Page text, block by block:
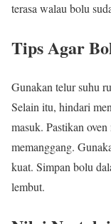
terasa walau bolu
Tips Agar
Gunakan telur suhu
Selain itu, hindari
masuk. Pastikan
memanggang.
kuat. Simpan bolu
lembut.